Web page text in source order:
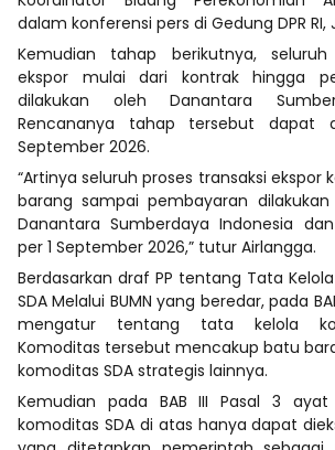
dalam konferensi pers di Gedung DPR RI,
Kemudian tahap berikutnya,
ekspor mulai dari kontrak hingga
dilakukan oleh Danantara
Rencananya tahap tersebut dapat
September 2026.
“Artinya seluruh proses transaksi ekspor
barang sampai pembayaran
Danantara Sumberdaya Indonesia
per 1 September 2026,” tutur Airlangga.
Berdasarkan draf PP tentang Tata
SDA Melalui BUMN yang beredar, pada
mengatur tentang tata kelola
Komoditas tersebut mencakup batu
komoditas SDA strategis lainnya.
Kemudian pada BAB III Pasal 3 ayat
komoditas SDA di atas hanya dapat